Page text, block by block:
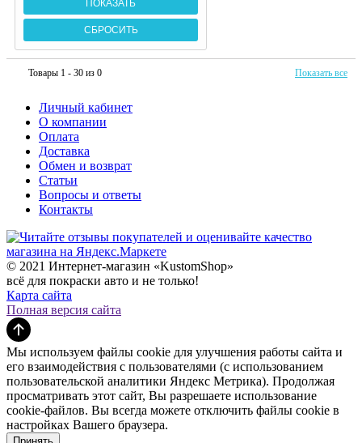
Товары 1 - 30 из 0 Показать все
Личный кабинет
О компании
Оплата
Доставка
Обмен и возврат
Статьи
Вопросы и ответы
Контакты
© 2021 Интернет-магазин «KustomShop»
всё для покраски авто и не только!
Карта сайта
Полная версия сайта
Мы используем файлы cookie для улучшения работы сайта и
его взаимодействия с пользователями (с использованием
пользовательской аналитики Яндекс Метрика). Продолжая
просматривать этот сайт, Вы разрешаете использование
cookie-файлов. Вы всегда можете отключить файлы cookie в
настройках Вашего браузера.